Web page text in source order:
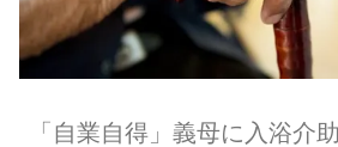
「自業自得」義母に入浴介